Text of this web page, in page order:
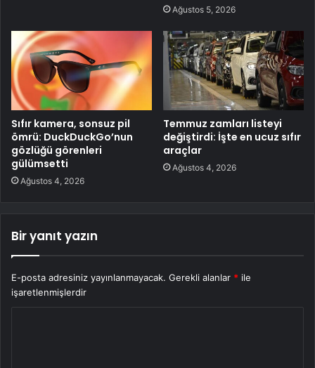
Ağustos 5, 2026
Sıfır kamera, sonsuz pil
ömrü: DuckDuckGo’nun
gözlüğü görenleri
gülümsetti
Ağustos 4, 2026
Temmuz zamları listeyi
değiştirdi: İşte en ucuz sıfır
araçlar
Ağustos 4, 2026
Bir yanıt yazın
E-posta adresiniz yayınlanmayacak. Gerekli alanlar * ile
işaretlenmişlerdir